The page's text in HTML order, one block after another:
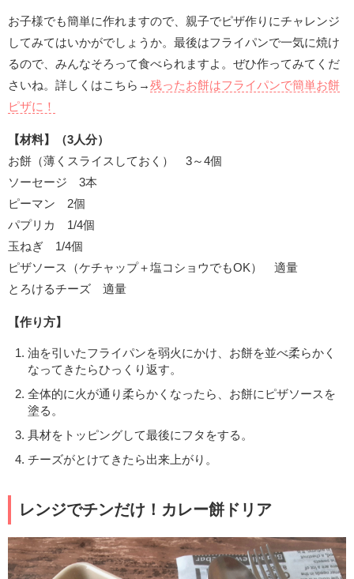
お子様でも簡単に作れますので、親子でピザ作りにチャレンジ
してみてはいかがでしょうか。最後はフライパンで一気に焼け
るので、みんなそろって食べられますよ。ぜひ作ってみてくだ
さいね。詳しくはこちら→残ったお餅はフライパンで簡単お餅
ピザに！
【材料】（3人分）
お餅（薄くスライスしておく） 3～4個
ソーセージ 3本
ピーマン 2個
パプリカ 1/4個
玉ねぎ 1/4個
ピザソース（ケチャップ＋塩コショウでもOK） 適量
とろけるチーズ 適量
【作り方】
油を引いたフライパンを弱火にかけ、お餅を並べ柔らかく
なってきたらひっくり返す。
全体的に火が通り柔らかくなったら、お餅にピザソースを
塗る。
具材をトッピングして最後にフタをする。
チーズがとけてきたら出来上がり。
レンジでチンだけ！カレー餅ドリア